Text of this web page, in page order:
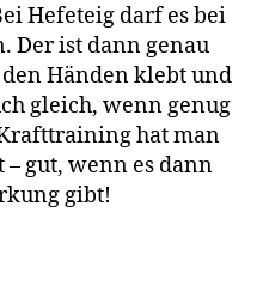
Hefeteig darf es bei
Der ist dann genau
Händen klebt und
gleich, wenn genug
hat man
gut, wenn es dann
gibt!